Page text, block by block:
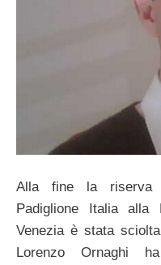
Alla fine la riserva
Padiglione Italia
Venezia è stata
Lorenzo Ornaghi